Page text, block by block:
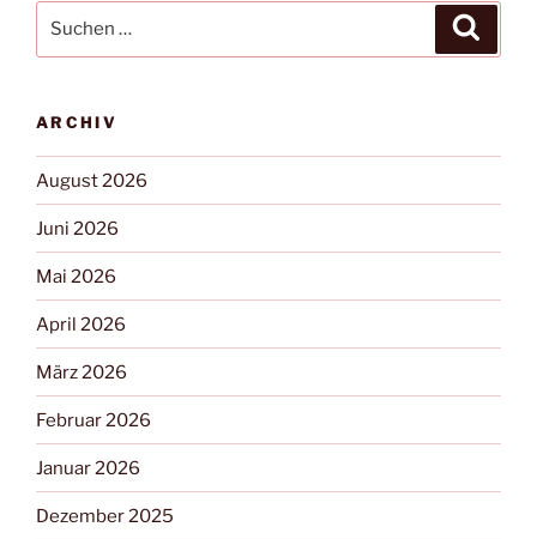
ARCHIV
August 2026
Juni 2026
Mai 2026
April 2026
März 2026
Februar 2026
Januar 2026
Dezember 2025